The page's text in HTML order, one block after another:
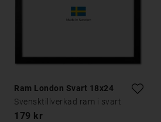
Ram London Svart 18x24
Svensktillverkad ram i svart
179 kr